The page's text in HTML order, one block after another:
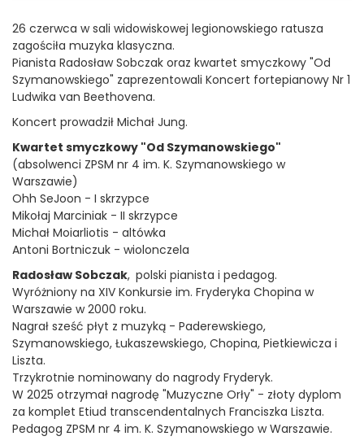
26 czerwca w sali widowiskowej legionowskiego ratusza
zagościła muzyka klasyczna.
Pianista Radosław Sobczak oraz kwartet smyczkowy "Od
Szymanowskiego" zaprezentowali Koncert fortepianowy Nr 1
Ludwika van Beethovena.
Koncert prowadził Michał Jung.
Kwartet smyczkowy "Od Szymanowskiego"
(absolwenci ZPSM nr 4 im. K. Szymanowskiego w
Warszawie)
Ohh SeJoon - I skrzypce
Mikołaj Marciniak - II skrzypce
Michał Moiarliotis - altówka
Antoni Bortniczuk - wiolonczela
Radosław Sobczak, polski pianista i pedagog.
Wyróżniony na XIV Konkursie im. Fryderyka Chopina w
Warszawie w 2000 roku.
Nagrał sześć płyt z muzyką - Paderewskiego,
Szymanowskiego, Łukaszewskiego, Chopina, Pietkiewicza i
Liszta.
Trzykrotnie nominowany do nagrody Fryderyk.
W 2025 otrzymał nagrodę "Muzyczne Orły" - złoty dyplom
za komplet Etiud transcendentalnych Franciszka Liszta.
Pedagog ZPSM nr 4 im. K. Szymanowskiego w Warszawie.